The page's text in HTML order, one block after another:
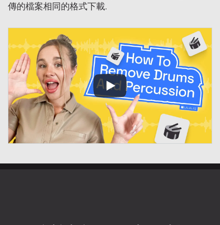
傳的檔案相同的格式下載.